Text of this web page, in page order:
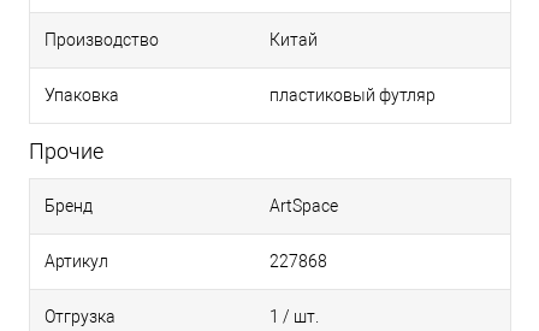
Производство Китай
Упаковка пластиковый футляр
Прочие
Бренд ArtSpace
Артикул 227868
Отгрузка 1 / шт.